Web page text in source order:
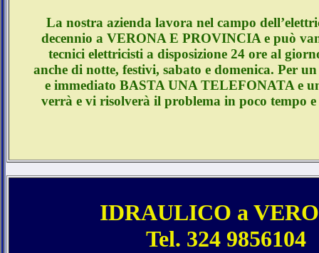
La nostra azienda lavora nel campo
decennio a VERONA E PROVINCIA e può
tecnici elettricisti a disposizione 24 ore al
anche di notte, festivi, sabato e domenica. Per
e immediato BASTA UNA TELEFONATA e
verrà e vi risolverà il problema in poco tempo e
IDRAULICO a
Tel. 324 9856104